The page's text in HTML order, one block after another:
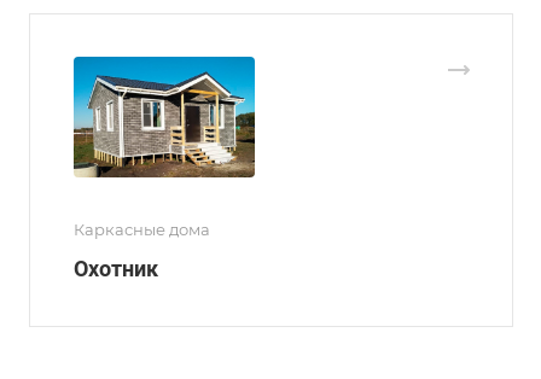
Каркасные дома
Охотник